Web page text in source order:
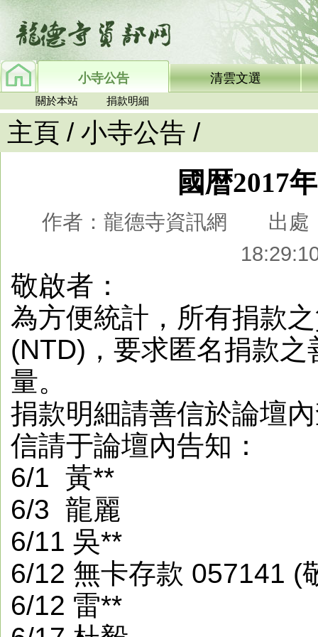
小寺公告 清雲文選
關於本站 捐款明細
主頁 / 小寺公告 /
國暦2017
作者：龍德寺資訊網 出處
敬啟者：
為方便統計，所有捐款
(NTD)，要求匿名捐款
量。
捐款明細請善信於論壇
信請于論壇內告知：
6/1 黃**
6/3 龍麗
6/11 吳**
6/12 無卡存款 057141 (
6/12 雷**